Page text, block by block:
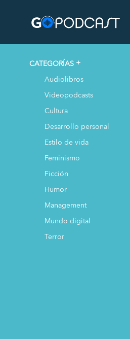
CATEGORÍAS
Audiolibros
Videopodcasts
Cultura
Desarrollo personal
Estilo de vida
Feminismo
Ficción
Humor
Management
Mundo digital
Terror